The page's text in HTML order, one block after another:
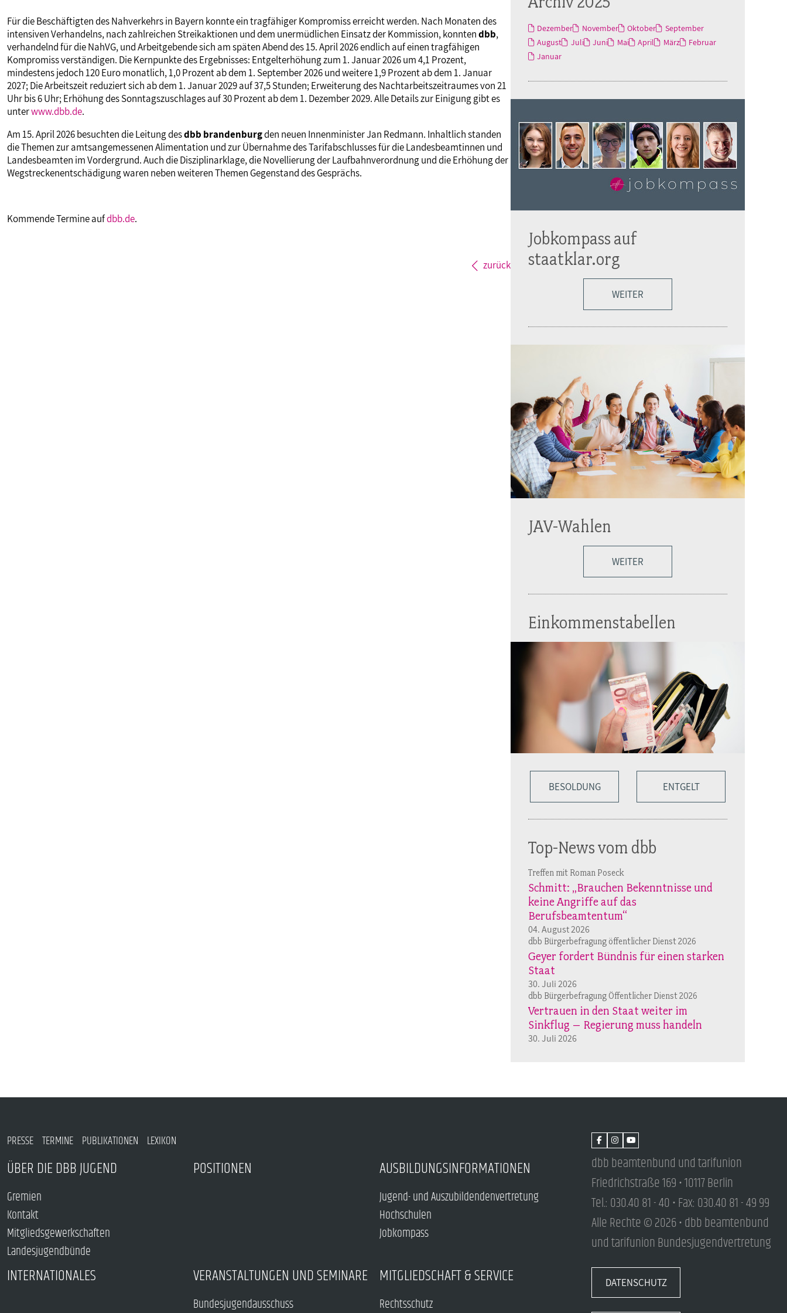
Landesjugendbünde
VERANSTALTUNGEN UND SEMINARE
Parlamentarisches Sommerfest
MITGLIEDSCHAFT & SERVICE
Akademie
Verlag
Für die Beschäftigten des Nahverkehrs in Bayern konnte ein tragfähiger Kompromiss erreicht werden. Nach Monaten des
intensiven Verhandelns, nach zahlreichen Streikaktionen und dem unermüdlichen Einsatz der Kommission, konntendbb,
verhandelnd für die NahVG, und Arbeitgebende sich am späten Abend des 15. April 2026 endlich auf einen tragfähigen
Kompromiss verständigen. Die Kernpunkte des Ergebnisses: Entgelterhöhung zum 1. Januar 2026 um 4,1 Prozent,
mindestens jedoch 120 Euro monatlich, 1,0 Prozent ab dem 1. September 2026 und weitere 1,9 Prozent ab dem 1. Januar
2027; Die Arbeitszeit reduziert sich ab dem 1. Januar 2029 auf 37,5 Stunden; Erweiterung des Nachtarbeitszeitraumes von 21
Uhr bis 6 Uhr; Erhöhung des Sonntagszuschlages auf 30 Prozent ab dem 1. Dezember 2029. Alle Details zur Einigung gibt es
unterwww.dbb.de.
Am 15. April 2026 besuchten die Leitung desdbb brandenburgden neuen Innenminister Jan Redmann. Inhaltlich standen
die Themen zur amtsangemessenen Alimentation und zur Übernahme des Tarifabschlusses für die Landesbeamtinnen und
Landesbeamten im Vordergrund. Auch die Disziplinarklage, die Novellierung der Laufbahnverordnung und die Erhöhung der
Wegstreckenentschädigung waren neben weiteren Themen Gegenstand des Gesprächs.
Kommende Termine aufdbb.de.
zurück
Dezember November Oktober
September
August
Juli Juni Mai April März
Februar
Januar
Jobkompass auf
staatklar.org
WEITER
JAV-Wahlen
WEITER
Einkommenstabellen
BESOLDUNG ENTGELT
Top-News vom dbb
Treffen mit Roman Poseck
Schmitt: „Brauchen Bekenntnisse und
keine Angriffe auf das
Berufsbeamtentum“
04. August 2026
dbb Bürgerbefragung öffentlicher Dienst 2026
Geyer fordert Bündnis für einen starken
Staat
30. Juli 2026
dbb Bürgerbefragung Öffentlicher Dienst 2026
Vertrauen in den Staat weiter im
Sinkflug – Regierung muss handeln
30. Juli 2026
PRESSE TERMINE PUBLIKATIONEN LEXIKON
ÜBER DIE DBB JUGEND
Gremien
Kontakt
Mitgliedsgewerkschaften
Landesjugendbünde
POSITIONEN AUSBILDUNGSINFORMATIONEN
Jugend- und Auszubildendenvertretung
Hochschulen
Jobkompass
INTERNATIONALES VERANSTALTUNGEN UND SEMINARE
Bundesjugendausschuss
MITGLIEDSCHAFT & SERVICE
Rechtsschutz
dbb beamtenbund und tarifunion
Friedrichstraße 169 • 10117 Berlin
Tel.: 030.40 81 - 40 • Fax: 030.40 81 - 49 99
Alle Rechte © 2026 • dbb beamtenbund
und tarifunion Bundesjugendvertretung
DATENSCHUTZ